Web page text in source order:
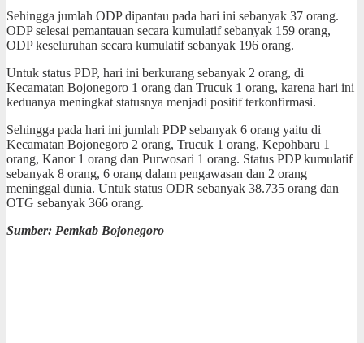
Sehingga jumlah ODP dipantau pada hari ini sebanyak 37 orang.
ODP selesai pemantauan secara kumulatif sebanyak 159 orang,
ODP keseluruhan secara kumulatif sebanyak 196 orang.
Untuk status PDP, hari ini berkurang sebanyak 2 orang, di
Kecamatan Bojonegoro 1 orang dan Trucuk 1 orang, karena hari ini
keduanya meningkat statusnya menjadi positif terkonfirmasi.
Sehingga pada hari ini jumlah PDP sebanyak 6 orang yaitu di
Kecamatan Bojonegoro 2 orang, Trucuk 1 orang, Kepohbaru 1
orang, Kanor 1 orang dan Purwosari 1 orang. Status PDP kumulatif
sebanyak 8 orang, 6 orang dalam pengawasan dan 2 orang
meninggal dunia. Untuk status ODR sebanyak 38.735 orang dan
OTG sebanyak 366 orang.
Sumber: Pemkab Bojonegoro